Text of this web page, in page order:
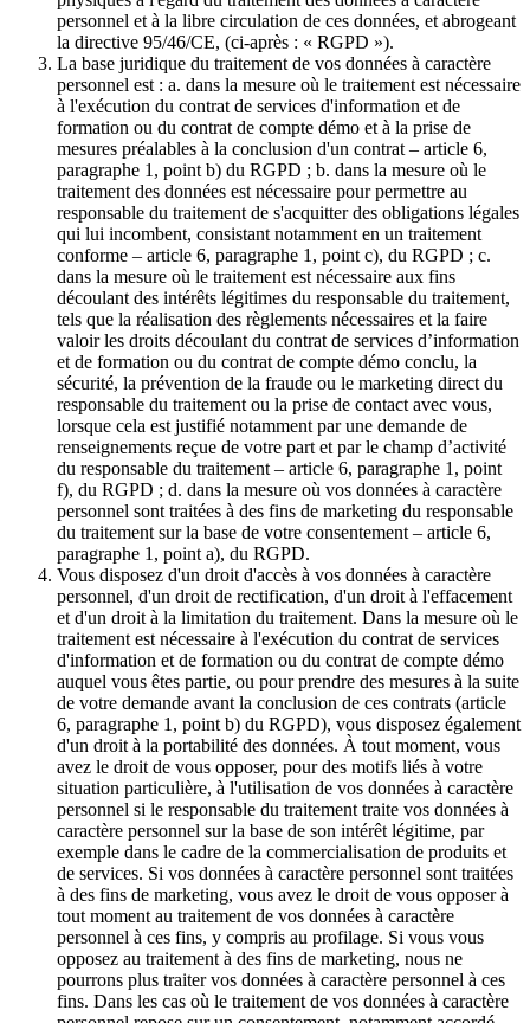
personnel et à la libre circulation de ces données, et abrogeant
la directive 95/46/CE, (ci-après : « RGPD »).
La base juridique du traitement de vos données à caractère
personnel est : a. dans la mesure où le traitement est nécessaire
à l'exécution du contrat de services d'information et de
formation ou du contrat de compte démo et à la prise de
mesures préalables à la conclusion d'un contrat – article 6,
paragraphe 1, point b) du RGPD ; b. dans la mesure où le
traitement des données est nécessaire pour permettre au
responsable du traitement de s'acquitter des obligations légales
qui lui incombent, consistant notamment en un traitement
conforme – article 6, paragraphe 1, point c), du RGPD ; c.
dans la mesure où le traitement est nécessaire aux fins
découlant des intérêts légitimes du responsable du traitement,
tels que la réalisation des règlements nécessaires et la faire
valoir les droits découlant du contrat de services d’information
et de formation ou du contrat de compte démo conclu, la
sécurité, la prévention de la fraude ou le marketing direct du
responsable du traitement ou la prise de contact avec vous,
lorsque cela est justifié notamment par une demande de
renseignements reçue de votre part et par le champ d’activité
du responsable du traitement – article 6, paragraphe 1, point
f), du RGPD ; d. dans la mesure où vos données à caractère
personnel sont traitées à des fins de marketing du responsable
du traitement sur la base de votre consentement – article 6,
paragraphe 1, point a), du RGPD.
Vous disposez d'un droit d'accès à vos données à caractère
personnel, d'un droit de rectification, d'un droit à l'effacement
et d'un droit à la limitation du traitement. Dans la mesure où le
traitement est nécessaire à l'exécution du contrat de services
d'information et de formation ou du contrat de compte démo
auquel vous êtes partie, ou pour prendre des mesures à la suite
de votre demande avant la conclusion de ces contrats (article
6, paragraphe 1, point b) du RGPD), vous disposez également
d'un droit à la portabilité des données. À tout moment, vous
avez le droit de vous opposer, pour des motifs liés à votre
situation particulière, à l'utilisation de vos données à caractère
personnel si le responsable du traitement traite vos données à
caractère personnel sur la base de son intérêt légitime, par
exemple dans le cadre de la commercialisation de produits et
de services. Si vos données à caractère personnel sont traitées
à des fins de marketing, vous avez le droit de vous opposer à
tout moment au traitement de vos données à caractère
personnel à ces fins, y compris au profilage. Si vous vous
opposez au traitement à des fins de marketing, nous ne
pourrons plus traiter vos données à caractère personnel à ces
fins. Dans les cas où le traitement de vos données à caractère